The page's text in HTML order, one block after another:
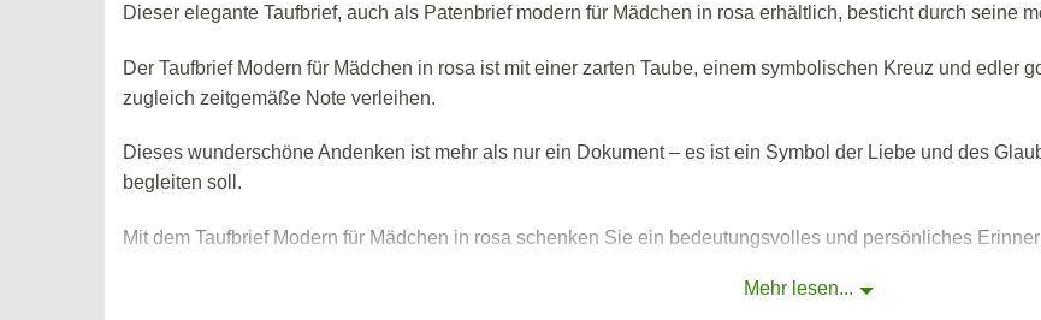
Dieser elegante Taufbrief, auch als Patenbrief modern für Mädchen in rosa erhältlich, besticht durch seine
Der Taufbrief Modern für Mädchen in rosa ist mit einer zarten Taube, einem symbolischen Kreuz und edler
zugleich zeitgemäße Note verleihen.
Dieses wunderschöne Andenken ist mehr als nur ein Dokument – es ist ein Symbol der Liebe und des
begleiten soll.
Mit dem Taufbrief Modern für Mädchen in rosa schenken Sie ein bedeutungsvolles und persönliches
Dieses exklusive Design macht den Taufbrief zu einem besonderen Highlight, das die Bedeutung der
Mehr lesen...